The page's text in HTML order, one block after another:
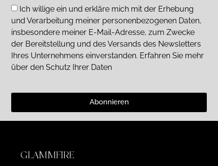
Ich willige ein und erkläre mich mit der Erhebung
und Verarbeitung meiner personenbezogenen Daten,
insbesondere meiner E-Mail-Adresse, zum Zwecke
der Bereitstellung und des Versands des Newsletters
Ihres Unternehmens einverstanden. Erfahren Sie mehr
über den Schutz Ihrer Daten
Abonnieren
GLAMMFIRE